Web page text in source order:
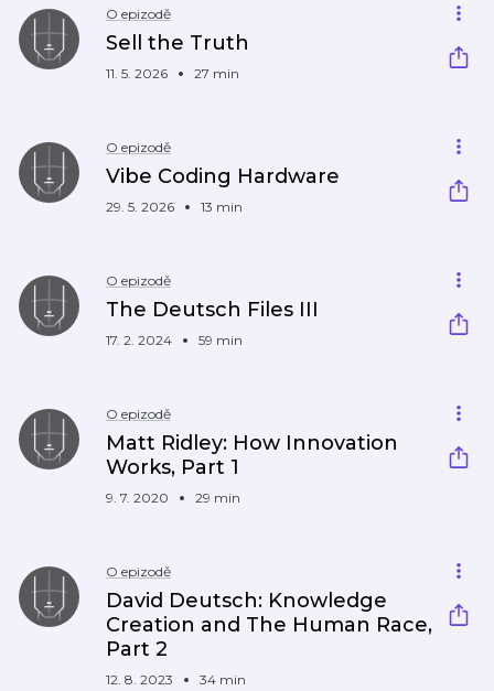
O epizodě
Sell the Truth
11. 5. 2026 27 min
O epizodě
Vibe Coding Hardware
29. 5. 2026 13 min
O epizodě
The Deutsch Files III
17. 2. 2024 59 min
O epizodě
Matt Ridley: How Innovation
Works, Part 1
9. 7. 2020 29 min
O epizodě
David Deutsch: Knowledge
Creation and The Human Race,
Part 2
12. 8. 2023 34 min